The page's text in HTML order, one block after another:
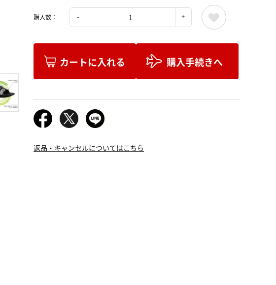
購入数：
カートに入れる 購入手続きへ
返品・キャンセルについてはこちら